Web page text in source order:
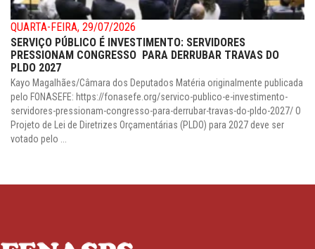
QUARTA-FEIRA, 29/07/2026
SERVIÇO PÚBLICO É INVESTIMENTO: SERVIDORES
PRESSIONAM CONGRESSO PARA DERRUBAR TRAVAS DO
PLDO 2027
Kayo Magalhães/Câmara dos Deputados Matéria originalmente publicada
pelo FONASEFE: https://fonasefe.org/servico-publico-e-investimento-
servidores-pressionam-congresso-para-derrubar-travas-do-pldo-2027/ O
Projeto de Lei de Diretrizes Orçamentárias (PLDO) para 2027 deve ser
votado pelo ...